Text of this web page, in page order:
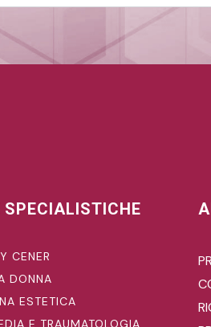
SPECIALISTICHE
CENER
DONNA
ESTETICA
E TRAUMATOLOGIA